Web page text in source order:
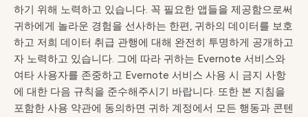
하기 위해 노력하고 있습니다. 꼭 필요한 앱들을 제공함으로써
귀하에게 놀라운 경험을 선사하는 한편, 귀하의 데이터를 보호
하고 저희 데이터 취급 관행에 대해 완전히 투명하게 공개하고
자 노력하고 있습니다. 그에 따라 귀하는 Evernote 서비스와
여타 사용자를 존중하고 Evernote 서비스 사용 시 금지 사항
에 대한 다음 규칙을 준수해주시기 바랍니다. 또한 본 지침을
포함한 사용 약관에 동의하면 귀하 계정에서 모든 행동과 콘텐